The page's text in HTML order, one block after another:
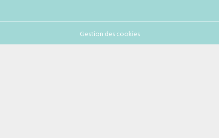
Gestion des cookies